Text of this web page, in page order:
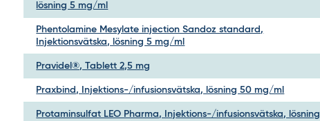
lösning 5 mg/ml
Phentolamine Mesylate injection Sandoz standard,
Injektionsvätska, lösning 5 mg/ml
Pravidel®, Tablett 2,5 mg
Praxbind, Injektions-/infusionsvätska, lösning 50 mg/ml
Protaminsulfat LEO Pharma, Injektions-/infusionsvätska, lösning